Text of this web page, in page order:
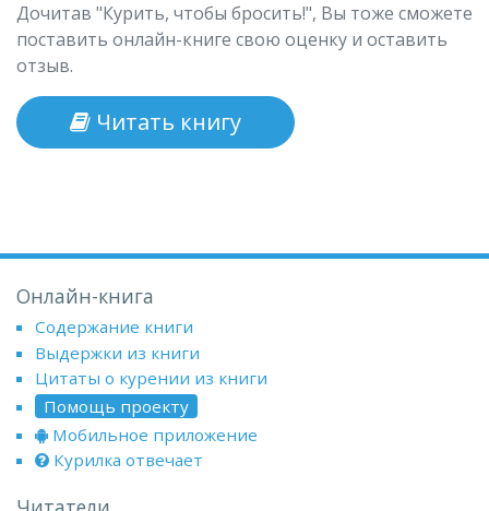
Дочитав "Курить, чтобы бросить!", Вы тоже сможете
поставить онлайн-книге свою оценку и оставить
отзыв.
Читать книгу
Онлайн-книга
Содержание книги
Выдержки из книги
Цитаты о курении из книги
Помощь проекту
Мобильное приложение
Курилка отвечает